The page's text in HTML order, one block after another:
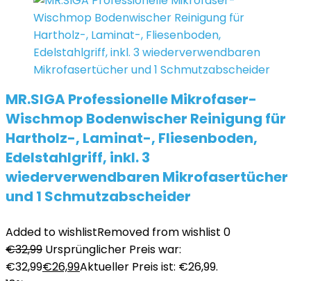
MR.SIGA Professionelle Mikrofaser-
Wischmop Bodenwischer Reinigung für
Hartholz-, Laminat-, Fliesenboden,
Edelstahlgriff, inkl. 3
wiederverwendbaren Mikrofasertücher
und 1 Schmutzabscheider
Added to wishlistRemoved from wishlist 0
€32,99 Ursprünglicher Preis war:
€32,99€26,99Aktueller Preis ist: €26,99.